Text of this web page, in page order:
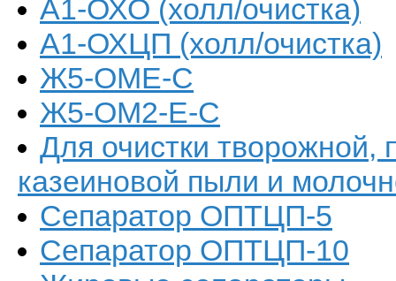
А1-ОХО (холл/очистка)
А1-ОХЦП (холл/очистка)
Ж5-ОМЕ-С
Ж5-ОМ2-Е-С
Для очистки творожной,
казеиновой пыли и
Сепаратор ОПТЦП-5
Сепаратор ОПТЦП-10